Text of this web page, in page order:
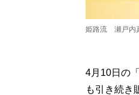
姫路流 瀬戸内
4月10日の
も引き続き